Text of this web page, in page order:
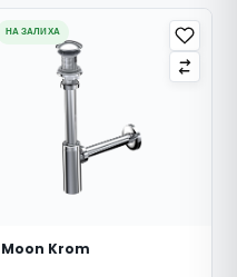
НА ЗАЛИХА
Moon Krom